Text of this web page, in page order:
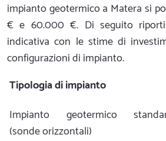
impianto geotermico a Matera si
€ e 60.000 €. Di seguito
indicativa con le stime di
configurazioni di impianto.
Tipologia di impianto
Impianto geotermico
(sonde orizzontali)